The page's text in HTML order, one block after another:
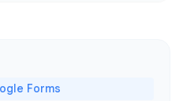
Forms